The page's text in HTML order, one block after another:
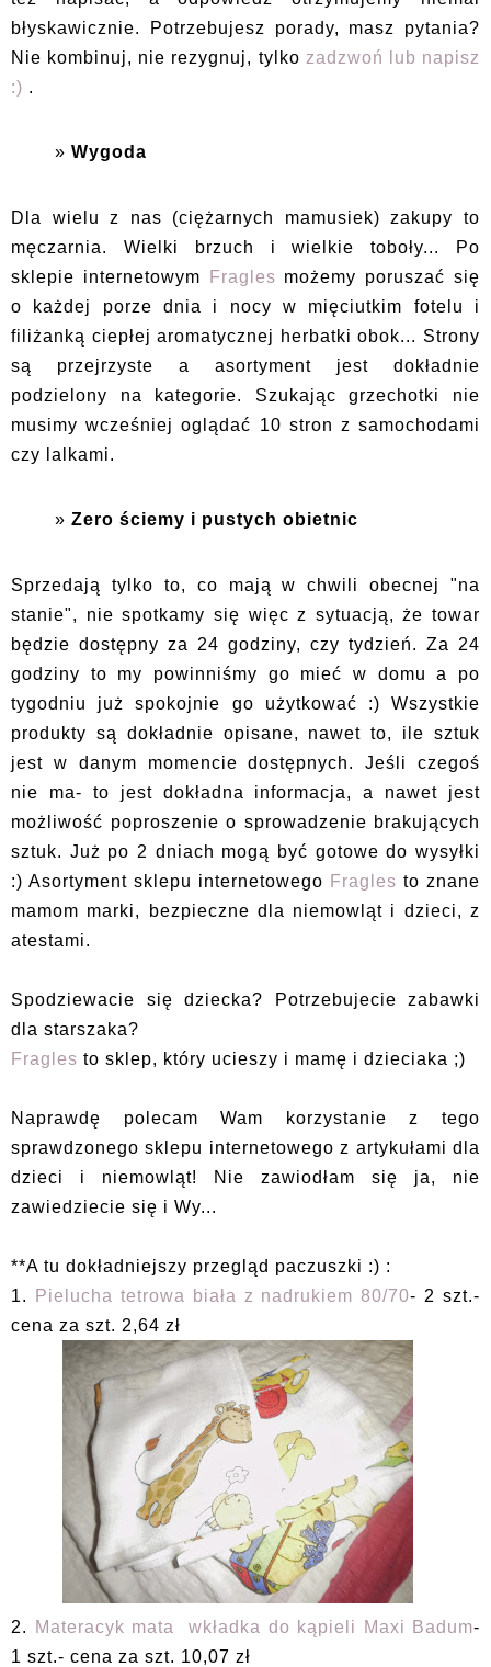
błyskawicznie. Potrzebujesz porady, masz pytania?
Nie kombinuj, nie rezygnuj, tylko zadzwoń lub napisz
:) .
Wygoda
Dla wielu z nas (ciężarnych mamusiek) zakupy to
męczarnia. Wielki brzuch i wielkie toboły... Po
sklepie internetowym
Fragles możemy poruszać się
o każdej porze dnia i nocy w mięciutkim fotelu i
filiżanką ciepłej aromatycznej herbatki obok... Strony
są przejrzyste a asortyment jest dokładnie
podzielony na kategorie. Szukając grzechotki nie
musimy wcześniej oglądać 10 stron z samochodami
czy lalkami.
Zero ściemy i pustych obietnic
Sprzedają tylko to, co mają w chwili obecnej "na
stanie", nie spotkamy się więc z sytuacją, że towar
będzie dostępny za 24 godziny, czy tydzień. Za 24
godziny to my powinniśmy go mieć w domu a po
tygodniu już spokojnie go użytkować :) Wszystkie
produkty są dokładnie opisane, nawet to, ile sztuk
jest w danym momencie dostępnych. Jeśli czegoś
nie ma- to jest dokładna informacja, a nawet jest
możliwość poproszenie o sprowadzenie brakujących
sztuk. Już po 2 dniach mogą być gotowe do wysyłki
:) Asortyment sklepu internetowego Fragles to znane
mamom marki, bezpieczne dla niemowląt i dzieci, z
atestami.
Spodziewacie się dziecka? Potrzebujecie zabawki
dla starszaka?
Fragles to sklep, który ucieszy i mamę i dzieciaka ;)
Naprawdę polecam Wam korzystanie z tego
sprawdzonego sklepu internetowego z artykułami dla
dzieci i niemowląt! Nie zawiodłam się ja, nie
zawiedziecie się i Wy...
**A tu dokładniejszy przegląd paczuszki :) :
1.
Pielucha tetrowa biała z nadrukiem 80/70- 2 szt.-
cena za szt. 2,64 zł
2. Materacyk mata wkładka do kąpieli Maxi Badum-
1 szt.- cena za szt. 10,07 zł